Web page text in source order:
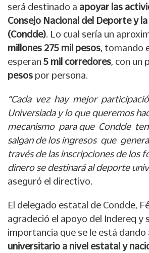
será destinado a apoyar las
Consejo Nacional del Deporte y
(Condde). Lo cual sería un
millones 275 mil pesos, tomando
esperan 5 mil corredores, con un
pesos por persona.
“Cada vez hay mejor
Universiada y lo que queremos
mecanismo para que Condde
salgan de los ingresos que
través de las inscripciones de los
dinero se destinará al deporte
aseguró el directivo.
El delegado estatal de Condde,
agradeció el apoyo del Indereq y
importancia que se le está dando
universitario a nivel estatal y